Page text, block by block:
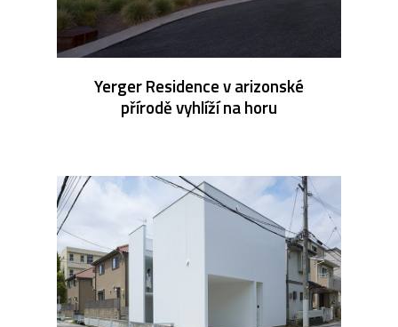
Yerger Residence v arizonské
přírodě vyhlíží na horu